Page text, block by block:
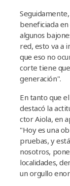
beneficiada
algunos
red, esto va a
que eso no
corte tiene
generación".
En tanto que
destacó la
ctor Aiola, en
"Hoy es una
pruebas, y
nosotros,
localidades,
un orgullo